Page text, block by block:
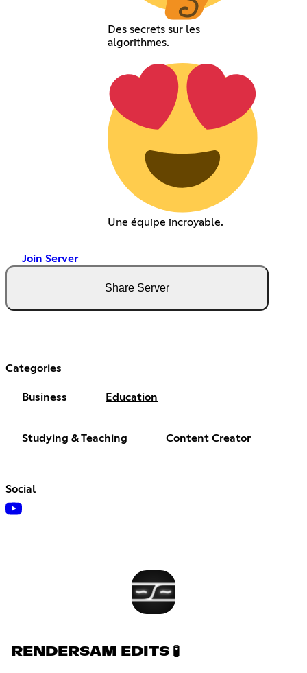
Des secrets sur les
algorithmes.
Une équipe incroyable.
Join Server
Share Server
Categories
Business Education
Studying & Teaching Content Creator
Social
RENDERSAM EDITS 🧪